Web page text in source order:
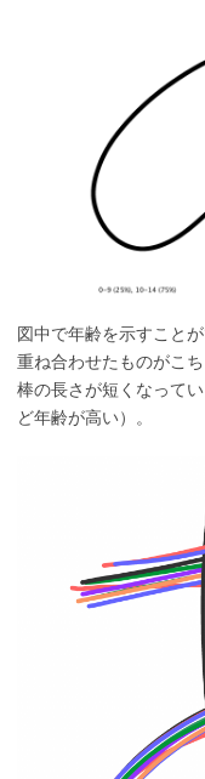
図中で年齢を示すこと
重ね合わせたものがこ
棒の長さが短くなって
ど年齢が高い）。